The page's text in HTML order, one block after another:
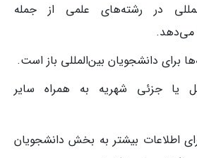
در رشته‌های علمی از جمله
می‌دهد.
برای دانشجویان بین‌المللی باز است.
یا جزئی شهریه به همراه سایر
اطلاعات بیشتر به بخش دانشجویان